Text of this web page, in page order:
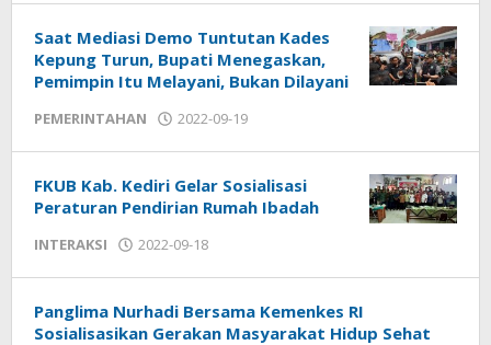
Saat Mediasi Demo Tuntutan Kades
Kepung Turun, Bupati Menegaskan,
Pemimpin Itu Melayani, Bukan Dilayani
PEMERINTAHAN 2022-09-19
FKUB Kab. Kediri Gelar Sosialisasi
Peraturan Pendirian Rumah Ibadah
INTERAKSI 2022-09-18
Panglima Nurhadi Bersama Kemenkes RI
Sosialisasikan Gerakan Masyarakat Hidup Sehat